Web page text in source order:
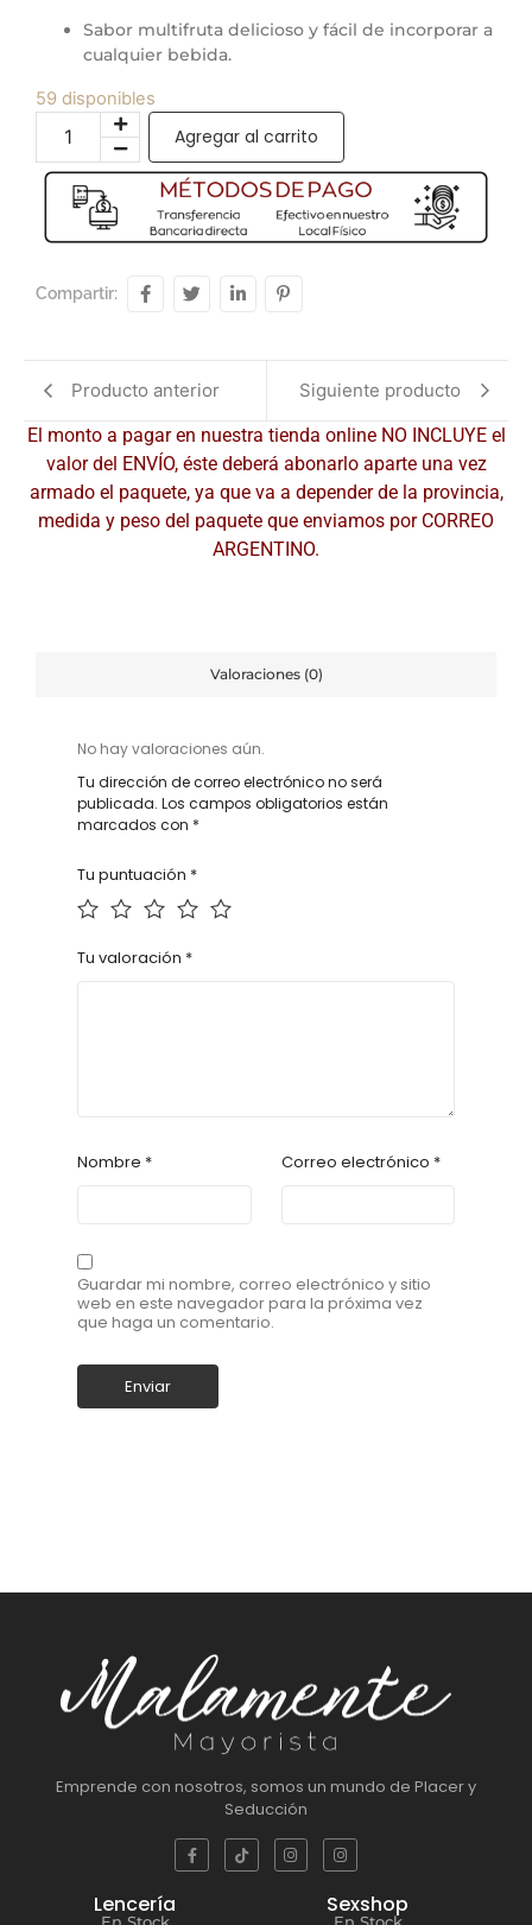
Sabor multifruta delicioso y fácil de incorporar a
cualquier bebida.
59 disponibles
Agregar al carrito
Compartir:
Producto anterior
Siguiente producto
El monto a pagar en nuestra tienda online NO INCLUYE el
valor del ENVÍO, éste deberá abonarlo aparte una vez
armado el paquete, ya que va a depender de la provincia,
medida y peso del paquete que enviamos por CORREO
ARGENTINO.
Valoraciones (0)
No hay valoraciones aún.
Tu dirección de correo electrónico no será
publicada. Los campos obligatorios están
marcados con *
Tu puntuación *
Tu valoración *
Nombre * Correo electrónico *
Guardar mi nombre, correo electrónico y sitio
web en este navegador para la próxima vez
que haga un comentario.
Emprende con nosotros, somos un mundo de Placer y
Seducción
Lencería Sexshop